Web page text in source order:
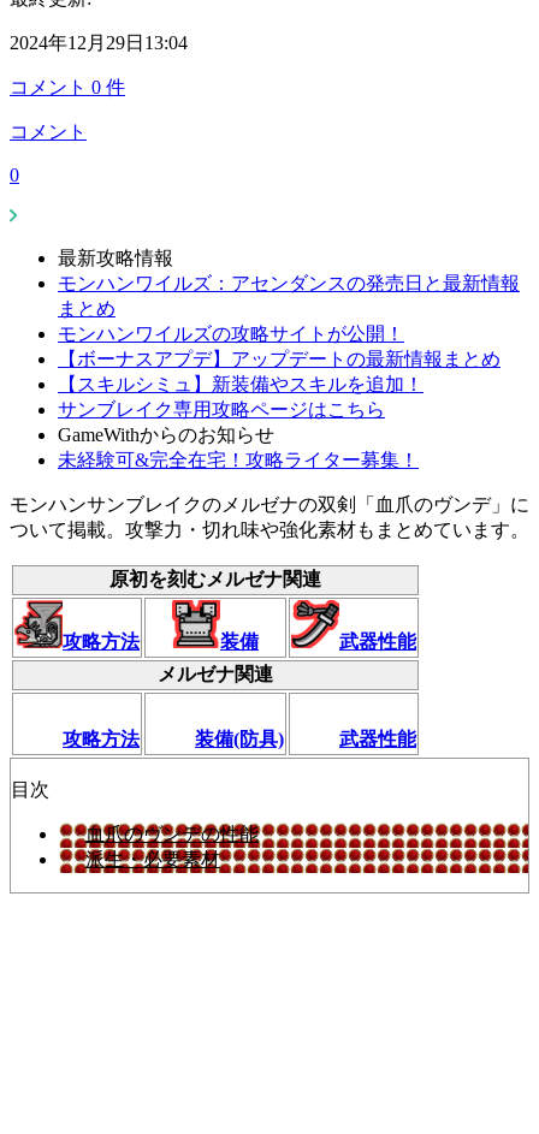
2024年12月29日13:04
コメント 0 件
コメント
0
最新攻略情報
モンハンワイルズ：アセンダンスの発売日と最新情報
まとめ
モンハンワイルズの攻略サイトが公開！
【ボーナスアプデ】アップデートの最新情報まとめ
【スキルシミュ】新装備やスキルを追加！
サンブレイク専用攻略ページはこちら
GameWithからのお知らせ
未経験可&完全在宅！攻略ライター募集！
モンハンサンブレイクのメルゼナの双剣「血爪のヴンデ」に
ついて掲載。攻撃力・切れ味や強化素材もまとめています。
原初を刻むメルゼナ関連
攻略方法 装備
武器性能
メルゼナ関連
攻略方法 装備(防具) 武器性能
目次
血爪のヴンデの性能
派生・必要素材